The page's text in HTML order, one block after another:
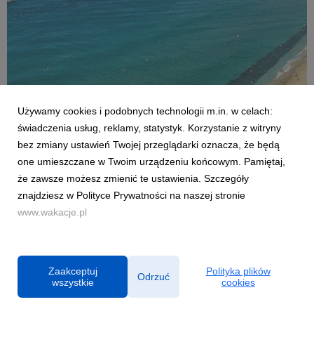
AKTUALNOŚCI
Czy Polacy potrafią wypoczywać? Co czwarty
sprawdza służbowe maile na wakacjach
2 lipca 2026
Sezon urlopowy w pełni, jednak dla wielu z nas wyjazd poza
miejsce zamieszkania nie oznacza całkowitego odizolowania
się od spraw zawodowych. Z najnowszej analizy firmy
Używamy cookies i podobnych technologii m.in. w celach:
świadczenia usług, reklamy, statystyk. Korzystanie z witryny
bez zmiany ustawień Twojej przeglądarki oznacza, że będą
one umieszczane w Twoim urządzeniu końcowym. Pamiętaj,
że zawsze możesz zmienić te ustawienia. Szczegóły
znajdziesz w Polityce Prywatności na naszej stronie
www.wakacje.pl
Zaakceptuj
wszystkie
Odrzuć
Polityka plików
cookies